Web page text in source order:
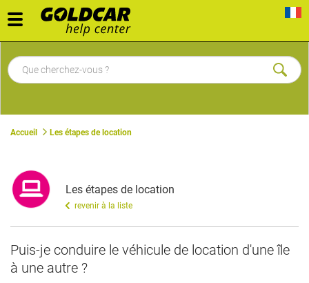
Toggle
navigation
Accueil Les étapes de location
Les étapes de location
revenir à la liste
Puis-je conduire le véhicule de location d'une île
à une autre ?